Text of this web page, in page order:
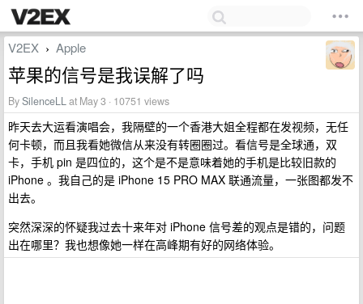
V2EX › Apple
苹果的信号是我误解了吗
BySilenceLLat May 3 · 10751 views
昨天去大运看演唱会，我隔壁的一个香港大姐全程都在发视频，无任
何卡顿，而且我看她微信从来没有转圈圈过。看信号是全球通，双
卡，手机 pin 是四位的，这个是不是意味着她的手机是比较旧款的
iPhone 。我自己的是 iPhone 15 PRO MAX 联通流量，一张图都发不
出去。
突然深深的怀疑我过去十来年对 iPhone 信号差的观点是错的，问题
出在哪里？我也想像她一样在高峰期有好的网络体验。